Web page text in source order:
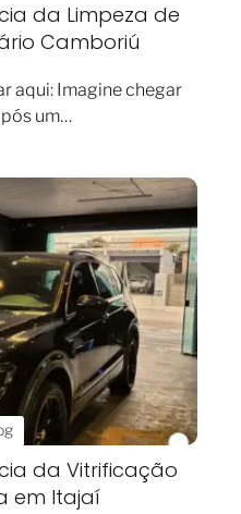
da Limpeza de
Camboriú
aqui: Imagine chegar
um…
da Vitrificação
em Itajaí